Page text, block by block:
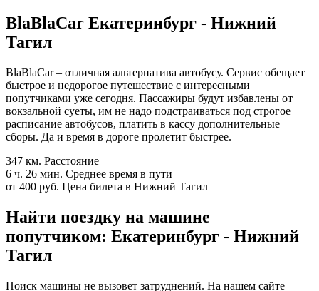
BlaBlaCar Екатеринбург - Нижний
Тагил
BlaBlaCar – отличная альтернатива автобусу. Сервис обещает
быстрое и недорогое путешествие с интересными
попутчиками уже сегодня. Пассажиры будут избавлены от
вокзальной суеты, им не надо подстраиваться под строгое
расписание автобусов, платить в кассу дополнительные
сборы. Да и время в дороге пролетит быстрее.
347 км. Расстояние
6 ч. 26 мин. Среднее время в пути
от 400 руб. Цена билета в Нижний Тагил
Найти поездку на машине
попутчиком: Екатеринбург - Нижний
Тагил
Поиск машины не вызовет затруднений. На нашем сайте